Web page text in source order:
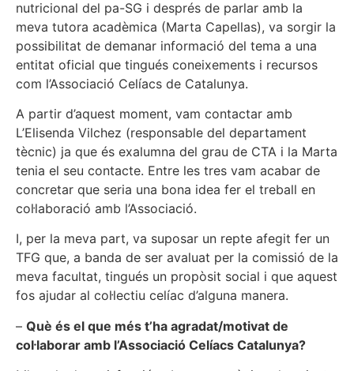
nutricional del pa-SG i després de parlar amb la
meva tutora acadèmica (Marta Capellas), va sorgir la
possibilitat de demanar informació del tema a una
entitat oficial que tingués coneixements i recursos
com l’Associació Celíacs de Catalunya.
A partir d’aquest moment, vam contactar amb
L’Elisenda Vilchez (responsable del departament
tècnic) ja que és exalumna del grau de CTA i la Marta
tenia el seu contacte. Entre les tres vam acabar de
concretar que seria una bona idea fer el treball en
col·laboració amb l’Associació.
I, per la meva part, va suposar un repte afegit fer un
TFG que, a banda de ser avaluat per la comissió de la
meva facultat, tingués un propòsit social i que aquest
fos ajudar al col·lectiu celíac d’alguna manera.
– Què és el que més t’ha agradat/motivat de
col·laborar amb l’Associació Celíacs Catalunya?